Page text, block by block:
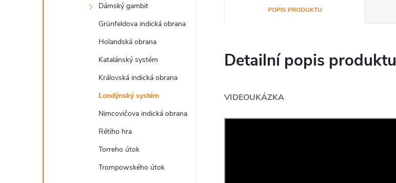
Dámský gambit
Grünfeldova indická obrana
Holandská obrana
Katalánský systém
Královská indická obrana
Londýnský systém
Nimcovičova indická obrana
Rétiho hra
Torreho útok
Trompowského útok
POPIS PRODUKTU
Detailní popis produktu
VIDEOUKÁZKA